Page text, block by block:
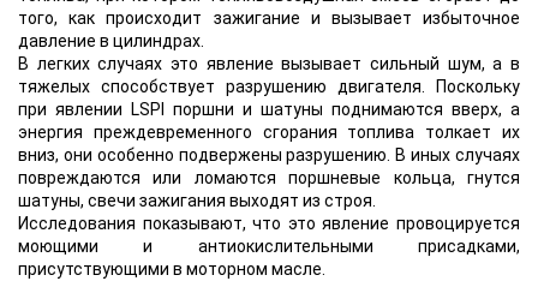
того, как происходит зажигание и вызывает избыточное
давление в цилиндрах.
В легких случаях это явление вызывает сильный шум, а в
тяжелых способствует разрушению двигателя. Поскольку
при явлении LSPI поршни и шатуны поднимаются вверх, а
энергия преждевременного сгорания топлива толкает их
вниз, они особенно подвержены разрушению. В иных случаях
повреждаются или ломаются поршневые кольца, гнутся
шатуны, свечи зажигания выходят из строя.
Исследования показывают, что это явление провоцируется
моющими и антиокислительными присадками,
присутствующими в моторном масле.